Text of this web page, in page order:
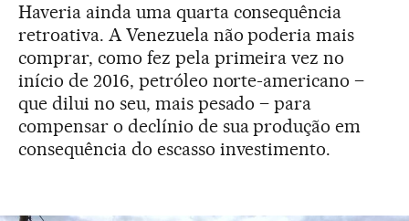
Haveria ainda uma quarta consequência
retroativa. A Venezuela não poderia mais
comprar, como fez pela primeira vez no
início de 2016, petróleo norte-americano –
que dilui no seu, mais pesado – para
compensar o declínio de sua produção em
consequência do escasso investimento.